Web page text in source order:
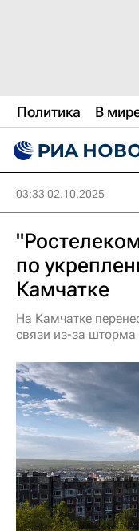
Политика В
03:33 02.10.2025
по
Камчатке
На Камчатке
связи из-за шторма